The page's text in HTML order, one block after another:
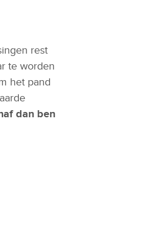
rest
te worden
het pand
dan ben